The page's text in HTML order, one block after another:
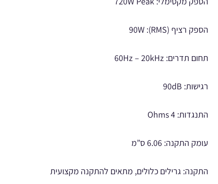
הספק רציף (RMS): 90W
תחום תדרים: 60Hz – 20kHz
רגישות: 90dB
התנגדות: 4 Ohms
עומק התקנה: 6.06 ס”מ
התקנה: גרילים כלולים, מתאים להתקנה מקצועית